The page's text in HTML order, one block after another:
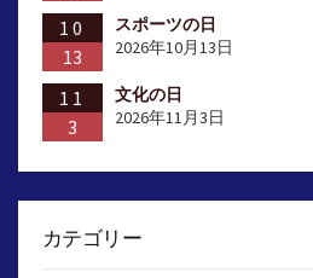
10
13
スポーツの日
2026年10月13日
11
3
文化の日
2026年11月3日
カテゴリー